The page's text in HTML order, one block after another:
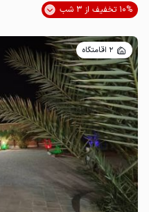
10% تخفیف از 3 شب
2 اقامتگاه